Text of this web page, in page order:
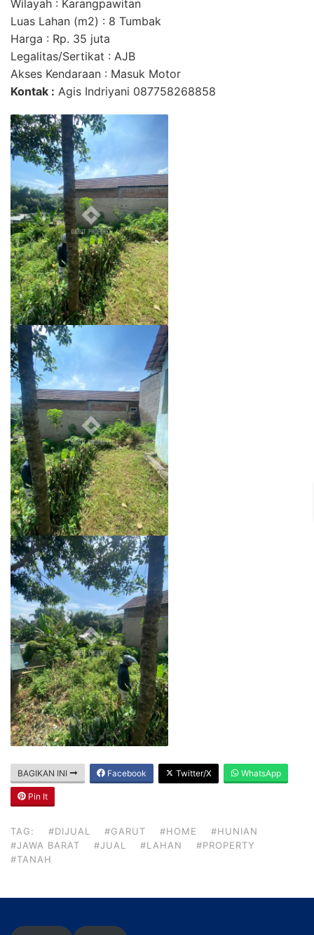
Wilayah : Karangpawitan
Luas Lahan (m2) : 8 Tumbak
Harga : Rp. 35 juta
Legalitas/Sertikat : AJB
Akses Kendaraan : Masuk Motor
Kontak : Agis Indriyani 087758268858
BAGIKAN INI Facebook Twitter/X WhatsApp
Pin It
TAG: #DIJUAL #GARUT #HOME
#HUNIAN
#JAWA BARAT
#JUAL #LAHAN
#PROPERTY
#TANAH